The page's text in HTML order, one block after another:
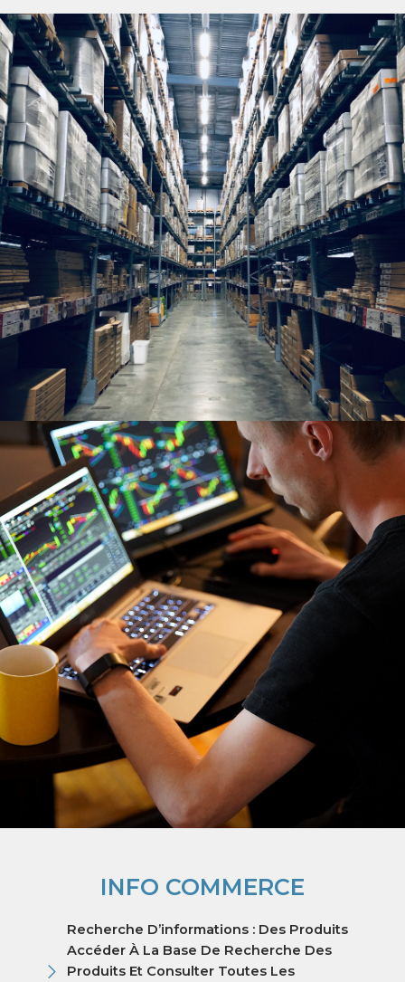
INFO COMMERCE​
Recherche D’informations : Des Produits
Accéder À La Base De Recherche Des
Produits Et Consulter Toutes Les